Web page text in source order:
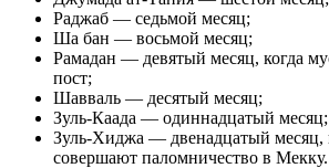
Раджаб — седьмой месяц;
Ша бан — восьмой месяц;
Рамадан — девятый месяц, когда
пост;
Шавваль — десятый месяц;
Зуль-Каада — одиннадцатый месяц;
Зуль-Хиджа — двенадцатый месяц,
совершают паломничество в Мекку.